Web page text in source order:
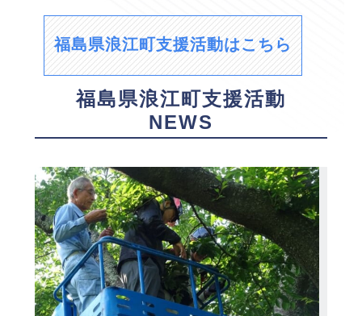
福島県浪江町支援活動はこちら
福島県浪江町支援活動
NEWS